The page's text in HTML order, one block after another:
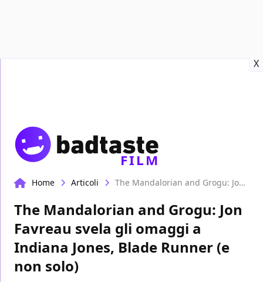
X
FILM
Home Articoli The Mandalorian and Grogu: Jon Favreau svela gli omaggi a Indiana Jones, Blade Runner (e non solo)
The Mandalorian and Grogu: Jon
Favreau svela gli omaggi a
Indiana Jones, Blade Runner (e
non solo)